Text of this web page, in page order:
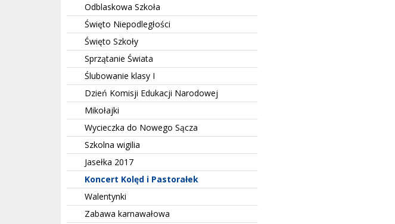
Odblaskowa Szkoła
Święto Niepodległości
Święto Szkoły
Sprzątanie Świata
Ślubowanie klasy I
Dzień Komisji Edukacji Narodowej
Mikołajki
Wycieczka do Nowego Sącza
Szkolna wigilia
Jasełka 2017
Koncert Kolęd i Pastorałek
Walentynki
Zabawa karnawałowa